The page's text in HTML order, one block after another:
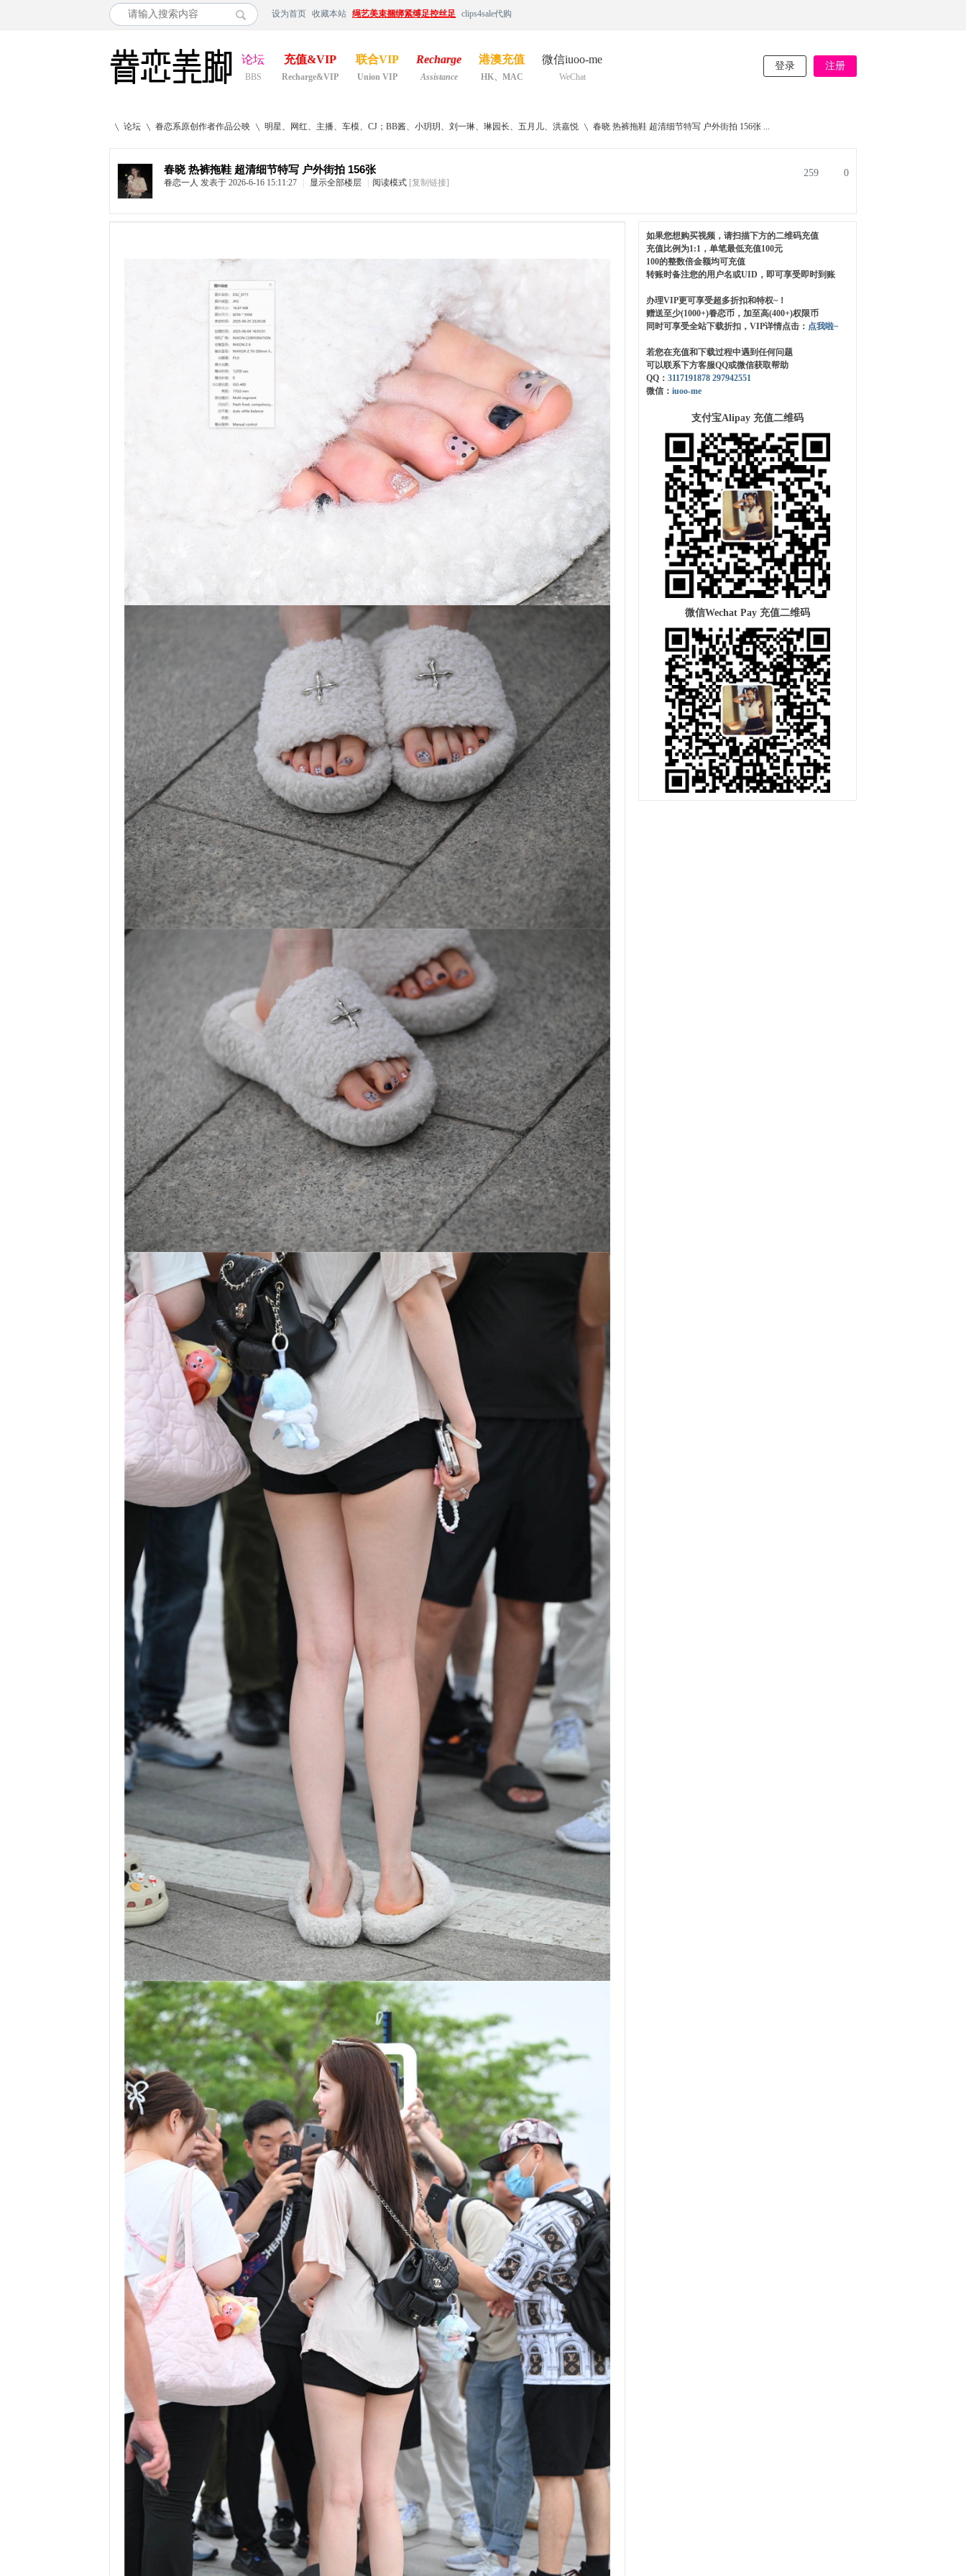
设为首页 收藏本站 绳艺美束捆绑紧缚足控丝足 clips4sale代购
论坛
BBS
充值&VIP
Recharge&VIP
联合VIP
Union VIP
Recharge
Assistance
港澳充值
HK、MAC
微信iuoo-me
WeChat
登录 注册
论坛
›
眷恋系原创作者作品公映
›
明星、网红、主播、车模、CJ；BB酱、小玥玥、刘一琳、琳园长、五月儿、洪嘉悦 春晓 热裤拖鞋 超清细节特写 户外街拍 156张 ...
春晓 热裤拖鞋 超清细节特写 户外街拍 156张
眷恋一人 发表于 2026-6-16 15:11:27 显示全部楼层 阅读模式 [复制链接]
0
259
如果您想购买视频，请扫描下方的二维码充值
充值比例为1:1，单笔最低充值100元
100的整数倍金额均可充值
转账时备注您的用户名或UID，即可享受即时到账
办理VIP更可享受超多折扣和特权~！
赠送至少(1000+)眷恋币，加至高(400+)权限币
同时可享受全站下载折扣，VIP详情点击： 点我啦~
若您在充值和下载过程中遇到任何问题
可以联系下方客服QQ或微信获取帮助
QQ： 3117191878 297942551
微信： iuoo-me
支付宝Alipay 充值二维码
微信Wechat Pay 充值二维码